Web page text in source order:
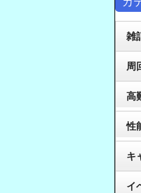
雑
周
高
性
キ
イ